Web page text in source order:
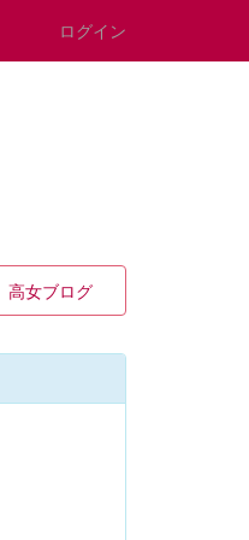
ログイン
高女ブログ